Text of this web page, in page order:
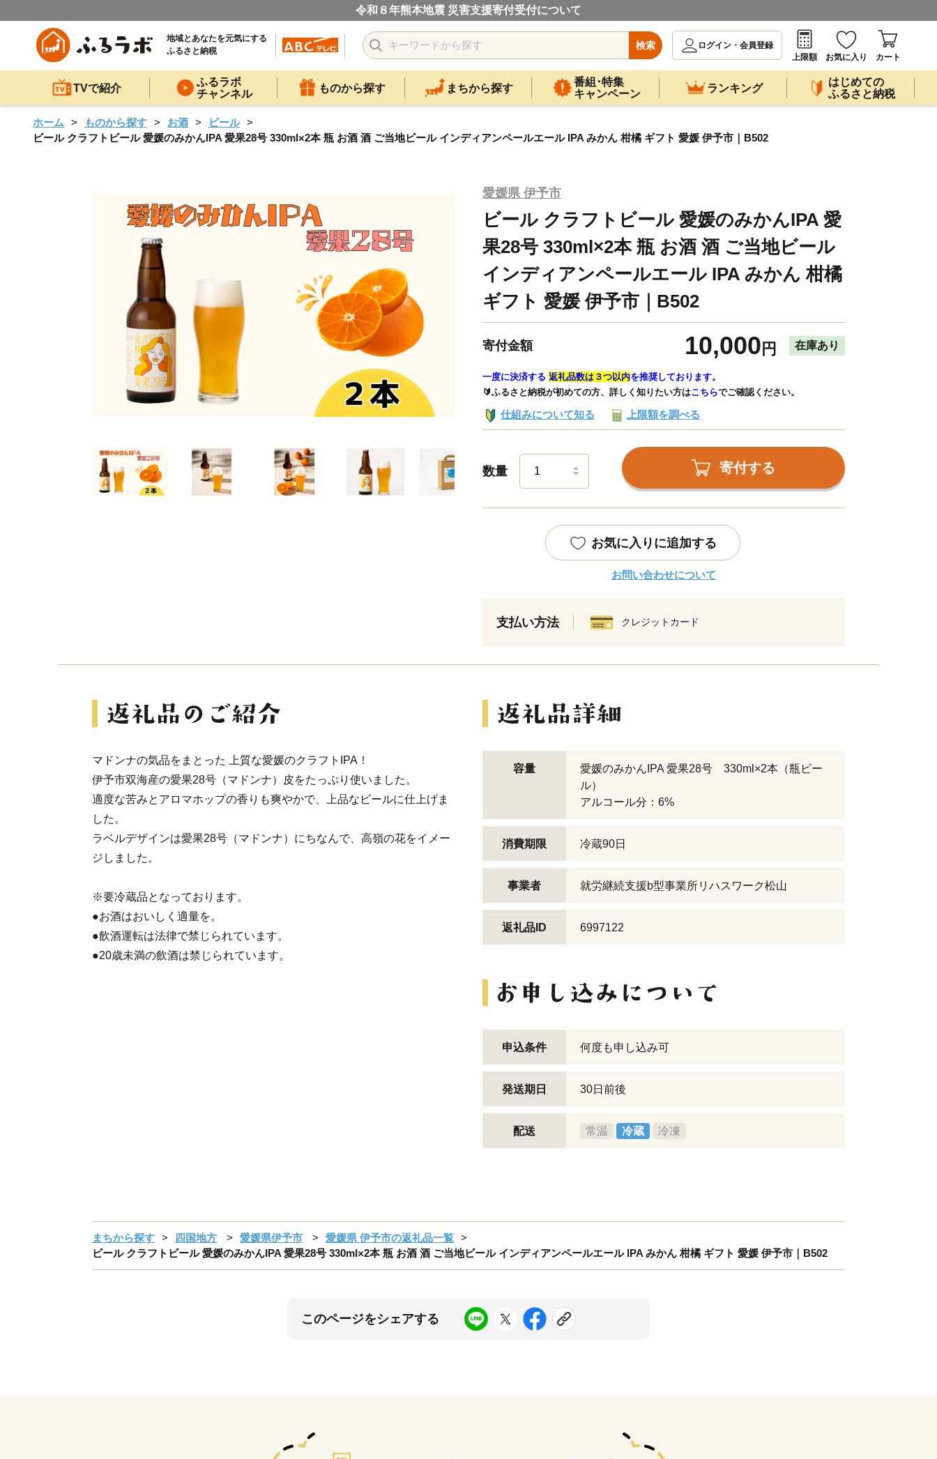
令和８年熊本地震 災害支援寄付受付について
地域とあなたを元気にする
ふるさと納税
検索
ログイン・会員登録
上限額
お気に入り カート
TVで紹介
ふるラボ
チャンネル
ものから探す まちから探す
番組･特集
キャンペーン
ランキング
はじめての
ふるさと納税
ホーム ものから探す お酒
ビール
ビール クラフトビール 愛媛のみかんIPA 愛果28号 330ml×2本 瓶 お酒 酒 ご当地ビール インディアンペールエール IPA みかん 柑橘 ギフト 愛媛 伊予市｜B502
愛媛県 伊予市
ビール クラフトビール 愛媛のみかんIPA 愛
果28号 330ml×2本 瓶 お酒 酒 ご当地ビール
インディアンペールエール IPA みかん 柑橘
ギフト 愛媛 伊予市｜B502
寄付金額 10,000 円 在庫あり
一度に決済する 返礼品数は３つ以内を推奨しております。
🔰ふるさと納税が初めての方、詳しく知りたい方はこちらでご確認ください。
仕組みについて知る 上限額を調べる
数量 寄付する
お気に入りに追加する
お問い合わせについて
支払い方法 クレジットカード
マドンナの気品をまとった 上質な愛媛のクラフトIPA！
伊予市双海産の愛果28号（マドンナ）皮をたっぷり使いました。
適度な苦みとアロマホップの香りも爽やかで、上品なビールに仕上げま
した。
ラベルデザインは愛果28号（マドンナ）にちなんで、高嶺の花をイメー
ジしました。
※要冷蔵品となっております。
●お酒はおいしく適量を。
●飲酒運転は法律で禁じられています。
●20歳未満の飲酒は禁じられています。
容量
愛媛のみかんIPA 愛果28号 330ml×2本（瓶ビー
ル）
アルコール分：6%
消費期限 冷蔵90日
事業者 就労継続支援b型事業所リハスワーク松山
返礼品ID 6997122
申込条件 何度も申し込み可
発送期日 30日前後
配送 常温 冷蔵 冷凍
まちから探す 四国地方 愛媛県伊予市
愛媛県 伊予市の返礼品一覧
ビール クラフトビール 愛媛のみかんIPA 愛果28号 330ml×2本 瓶 お酒 酒 ご当地ビール インディアンペールエール IPA みかん 柑橘 ギフト 愛媛 伊予市｜B502
このページをシェアする